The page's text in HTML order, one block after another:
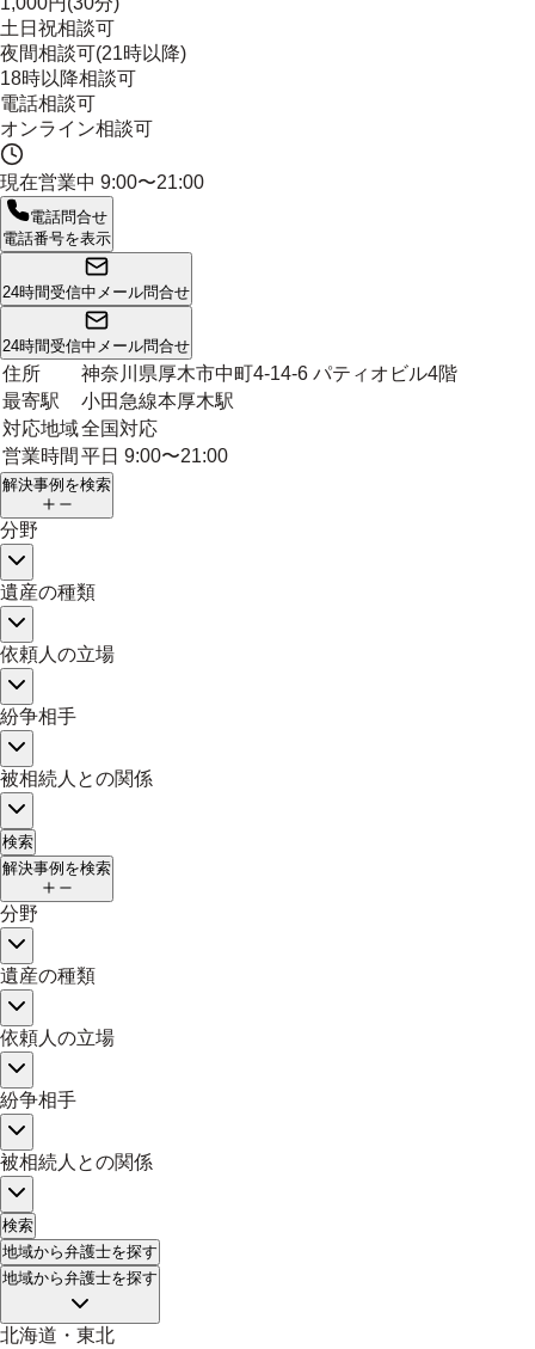
土日祝相談可
夜間相談可(21時以降)
18時以降相談可
電話相談可
オンライン相談可
現在営業中 9:00〜21:00
電話問合せ
電話番号を表示
24時間受信中 メール問合せ
24時間受信中 メール問合せ
住所
神奈川県厚木市中町4-14-6 パティオビル4階
最寄駅
小田急線本厚木駅
対応地域全国対応
営業時間 平日 9:00〜21:00
解決事例を検索
分野
遺産の種類
依頼人の立場
紛争相手
被相続人との関係
検索
解決事例を検索
分野
遺産の種類
依頼人の立場
紛争相手
被相続人との関係
検索
地域から弁護士を探す
地域から弁護士を探す
北海道・東北